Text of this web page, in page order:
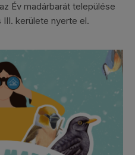
Év madárbarát települése
kerülete nyerte el.